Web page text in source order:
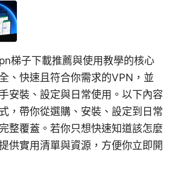
梯子下載推薦與使用教學的核心
、快速且符合你需求的VPN，並
安裝、設定與日常使用。以下內容
，帶你從選購、安裝、設定到日常
整覆蓋。若你只想快速知道該怎麼
供實用清單與資源，方便你立即開